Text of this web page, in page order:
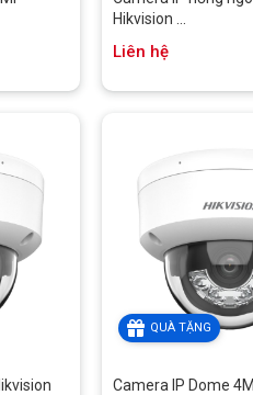
Hikvision ...
Liên hệ
QUÀ TẶNG
Camera IP Dome